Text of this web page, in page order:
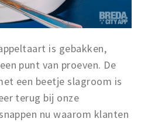
is gebakken,
punt van proeven. De
een beetje slagroom is
terug bij onze
nu waarom klanten